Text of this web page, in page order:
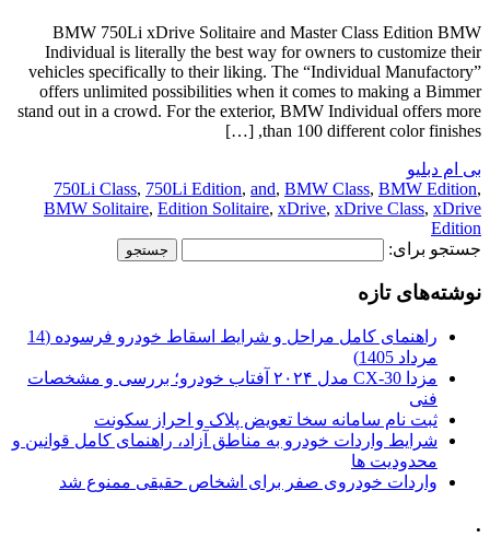
BMW 750Li xDrive Solitaire and Master Class Edition BMW
Individual is literally the best way for owners to customize their
vehicles specifically to their liking. The “Individual Manufactory”
offers unlimited possibilities when it comes to making a Bimmer
stand out in a crowd. For the exterior, BMW Individual offers more
than 100 different color finishes, […]
بی ام دبلیو
750Li Class, 750Li Edition, and, BMW Class, BMW Edition,
BMW Solitaire, Edition Solitaire, xDrive, xDrive Class, xDrive
Edition
جستجو برای:
نوشته‌های تازه
راهنمای کامل مراحل و شرایط اسقاط خودرو فرسوده (14
مرداد 1405)
مزدا CX-30 مدل ۲۰۲۴ آفتاب خودرو؛ بررسی و مشخصات
فنی
ثبت نام سامانه سخا تعویض پلاک و احراز سکونت
شرایط واردات خودرو به مناطق آزاد، راهنمای کامل قوانین و
محدودیت ها
واردات خودروی صفر برای اشخاص حقیقی ممنوع شد
.